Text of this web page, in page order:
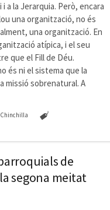
a la Jerarquia. Però, encara
una organització, no és
una organització. En
atípica, i el seu
que el Fill de Déu.
és ni el sistema que la
missió sobrenatural. A
de
segona meitat